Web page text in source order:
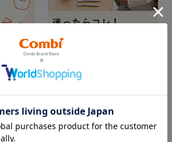
際に使
ク！
ギフトを贈ってお祝いしよ
う！
ITEM